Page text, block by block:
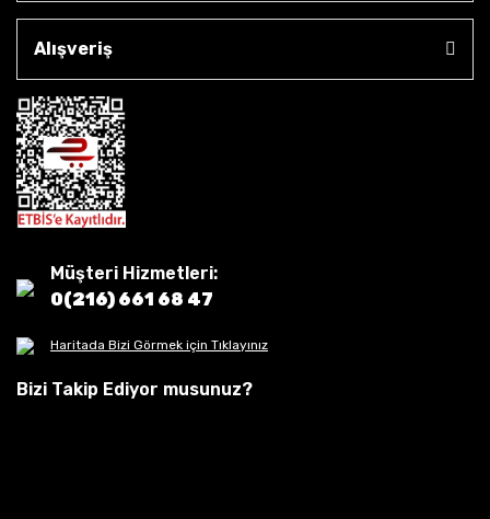
Alışveriş
Müşteri Hizmetleri:
0(216) 661 68 47
Haritada Bizi Görmek için Tıklayınız
Bizi Takip Ediyor musunuz?